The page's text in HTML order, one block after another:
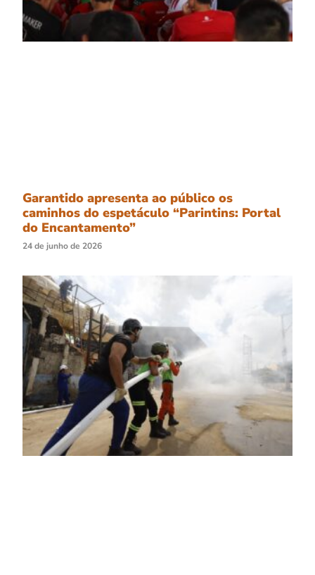
Garantido apresenta ao público os
caminhos do espetáculo “Parintins: Portal
do Encantamento”
24 de junho de 2026